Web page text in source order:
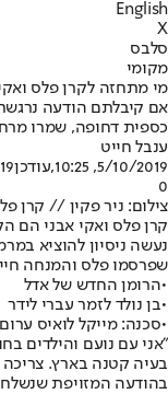
English
X
סלבס
מקומי
מי מתחזה לקרן פלס
אם קיבלתם הודעה
כספית דחופה, שמרו
ענבל חייט
5/10/2019, 10:25
,עודכן
0
צילום: ניר פקין // קרן
קרן פלס ואקי אבני הם
שפרסמו פלס והמנחה
•הרומן החדש של אדל
•בן נולד לזמר עברי לידר
•סכנה: מייקל לואיס
"אני עם נועם והילדים
בהודעה המזויפת